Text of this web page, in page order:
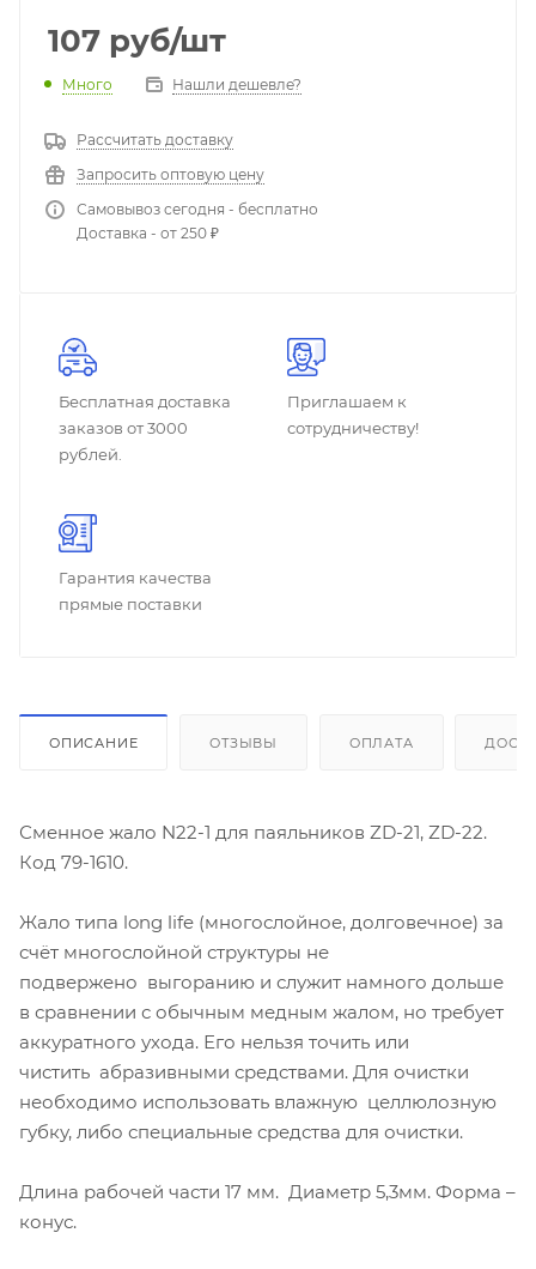
107 руб/шт
Много Нашли дешевле?
Рассчитать доставку
Запросить оптовую цену
Самовывоз сегодня - бесплатно
Доставка - от 250 ₽
Бесплатная доставка
заказов от 3000
рублей.
Приглашаем к
сотрудничеству!
Гарантия качества
прямые поставки
ОПИСАНИЕ ОТЗЫВЫ ОПЛАТА
Сменное жало N22-1 для паяльников ZD-21, ZD-22.
Код 79-1610.
Жало типа long life (многослойное, долговечное) за
счёт многослойной структуры не
подвержено выгоранию и служит намного дольше
в сравнении с обычным медным жалом, но требует
аккуратного ухода. Его нельзя точить или
чистить абразивными средствами. Для очистки
необходимо использовать влажную целлюлозную
губку, либо специальные средства для очистки.
Длина рабочей части 17 мм. Диаметр 5,3мм. Форма –
конус.